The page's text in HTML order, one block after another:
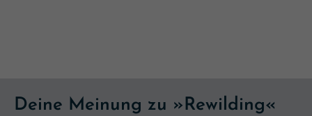
Deine Meinung zu »Rewilding«